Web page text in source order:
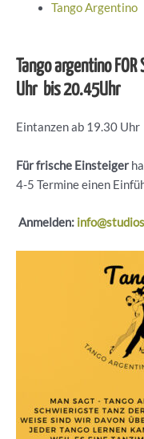
Tango Argentino
Tango argentino
Uhr bis 20.45Uhr
Eintanzen ab 19.30 Uhr
Für frische Einsteiger
4-5 Termine einen
Anmelden: